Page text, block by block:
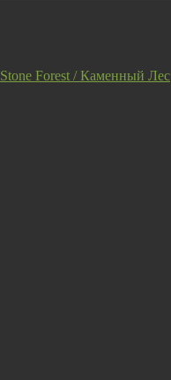
Stone Forest / Каменный Лес